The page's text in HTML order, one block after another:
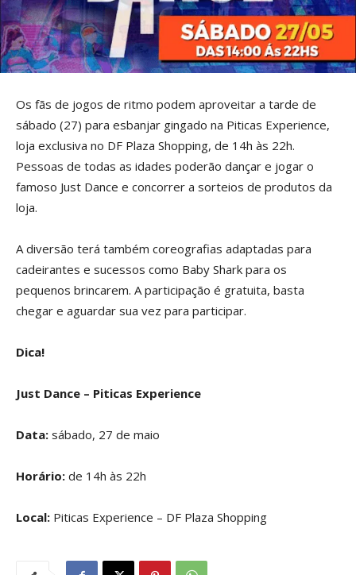
Os fãs de jogos de ritmo podem aproveitar a tarde de
sábado (27) para esbanjar gingado na Piticas Experience,
loja exclusiva no DF Plaza Shopping, de 14h às 22h.
Pessoas de todas as idades poderão dançar e jogar o
famoso Just Dance e concorrer a sorteios de produtos da
loja.
A diversão terá também coreografias adaptadas para
cadeirantes e sucessos como Baby Shark para os
pequenos brincarem. A participação é gratuita, basta
chegar e aguardar sua vez para participar.
Dica!
Just Dance – Piticas Experience
Data: sábado, 27 de maio
Horário: de 14h às 22h
Local: Piticas Experience – DF Plaza Shopping